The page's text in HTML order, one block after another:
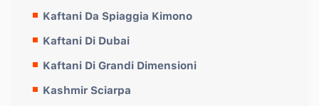
Kaftani Da Spiaggia Kimono
Kaftani Di Dubai
Kaftani Di Grandi Dimensioni
Kashmir Sciarpa